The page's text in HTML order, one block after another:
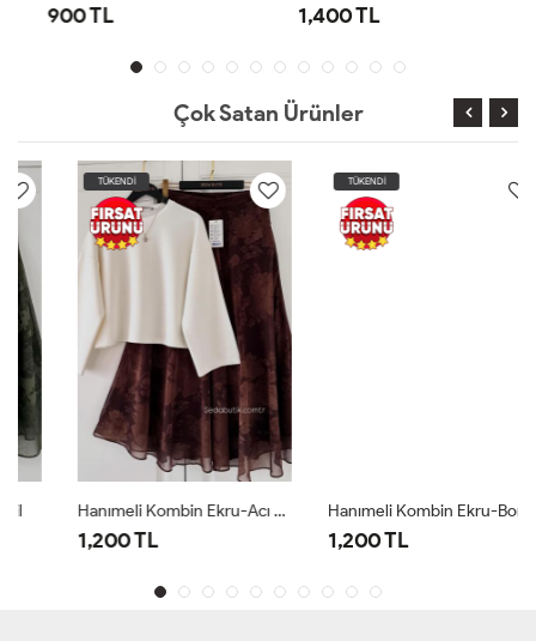
900 TL 1,400 TL
Çok Satan Ürünler
Hanımeli Kombin Ekru-Acı Kahve Ekru
1,200 TL
Hanımeli Kombin Ekru-Bordo Ekru Bordo
1,200 TL